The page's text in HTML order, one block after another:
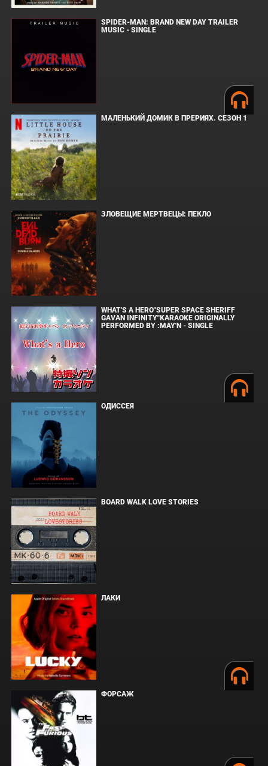
SPIDER-MAN: BRAND NEW DAY TRAILER
MUSIC - SINGLE
МАЛЕНЬКИЙ ДОМИК В ПРЕРИЯХ. СЕЗОН 1
ЗЛОВЕЩИЕ МЕРТВЕЦЫ: ПЕКЛО
WHAT'S A HERO"SUPER SPACE SHERIFF
GAVAN INFINITY"KARAOKE ORIGINALLY
PERFORMED BY :MAY'N - SINGLE
ОДИССЕЯ
BOARD WALK LOVE STORIES
ЛАКИ
ФОРСАЖ